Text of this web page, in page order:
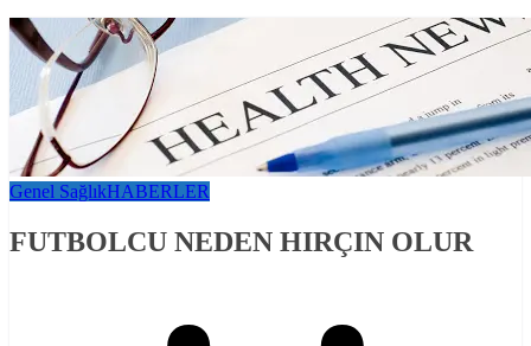
Genel SağlıkHABERLER
FUTBOLCU NEDEN HIRÇIN OLUR